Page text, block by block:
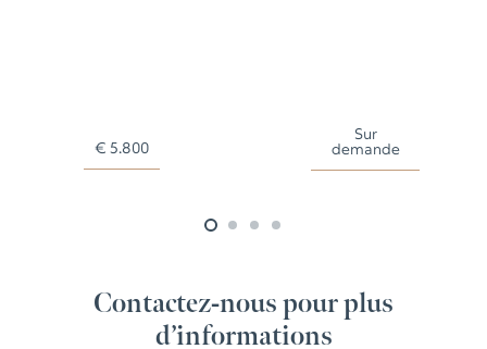
€ 5.800
Sur
demande
Contactez-nous pour plus
d’informations